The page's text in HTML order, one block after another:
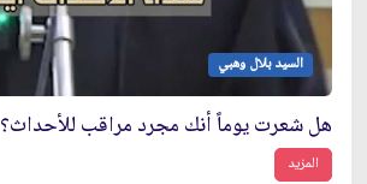
السيد بلال وهبي
هل شعرت يوماً أنك مجرد مراقب للأحداث؟
المزيد